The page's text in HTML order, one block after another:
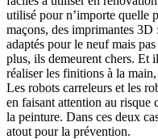
utilisé pour n’importe quelle
maçons, des imprimantes 3D
adaptés pour le neuf mais
plus, ils demeurent chers. Et
réaliser les finitions à la
Les robots carreleurs et les
en faisant attention au risque
la peinture. Dans ces deux
atout pour la prévention.